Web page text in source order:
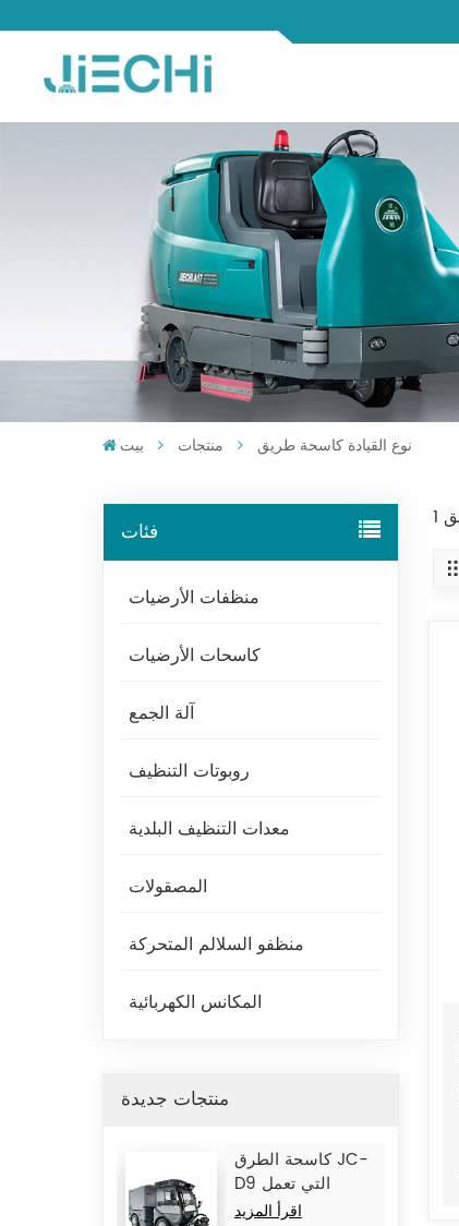
بيت منتجات نوع القيادة كاسحة طريق
فئات
منظفات الأرضيات
كاسحات الأرضيات
آلة الجمع
روبوتات التنظيف
معدات التنظيف البلدية
المصقولات
منظفو السلالم المتحركة
المكانس الكهربائية
منتجات جديدة
كاسحة الطرق JC-
D9 التي تعمل
ببطارية الليثيوم
اقرأ المزيد